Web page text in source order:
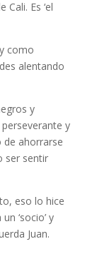
Es ‘el
como
alentando
y
y
ahorrarse
ser sentir
eso lo hice
‘socio’ y
Juan.